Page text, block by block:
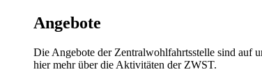
Angebote
Die Angebote der Zentralwohlfahrtsstelle sind auf
hier mehr über die Aktivitäten der ZWST.